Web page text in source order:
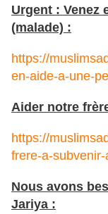
Urgent : Venez
(malade) :
https://
en-aide-a-une-
Aider notre
https://
frere-a-subvenir-
Nous avons
Jariya :